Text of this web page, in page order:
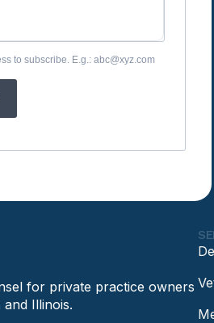
to subscribe. E.g.: abc@xyz.com
for private practice owners
Illinois.